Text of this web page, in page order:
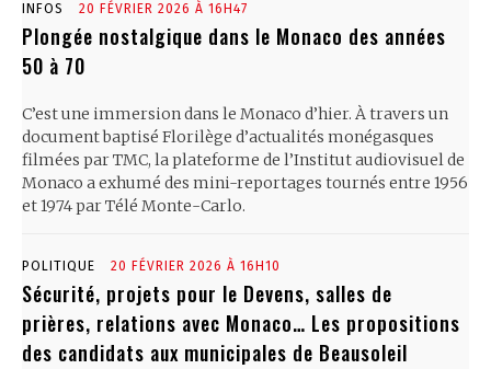
INFOS 20 FÉVRIER 2026 À 16H47
Plongée nostalgique dans le Monaco des années
50 à 70
C’est une immersion dans le Monaco d’hier. À travers un
document baptisé Florilège d’actualités monégasques
filmées par TMC, la plateforme de l’Institut audiovisuel de
Monaco a exhumé des mini-reportages tournés entre 1956
et 1974 par Télé Monte-Carlo.
POLITIQUE 20 FÉVRIER 2026 À 16H10
Sécurité, projets pour le Devens, salles de
prières, relations avec Monaco… Les propositions
des candidats aux municipales de Beausoleil